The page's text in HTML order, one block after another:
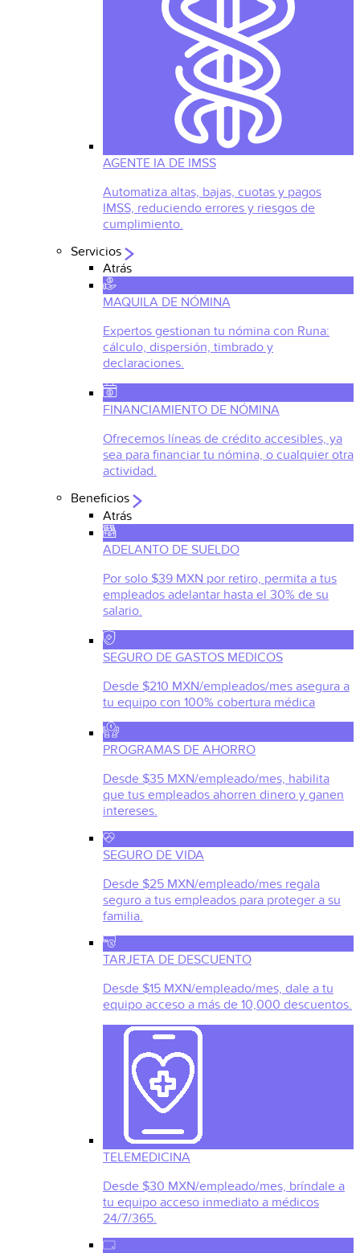
AGENTE IA DE IMSS
Automatiza altas, bajas, cuotas y pagos
IMSS, reduciendo errores y riesgos de
cumplimiento.
Servicios
Atrás
MAQUILA DE NÓMINA
Expertos gestionan tu nómina con Runa:
cálculo, dispersión, timbrado y
declaraciones.
FINANCIAMIENTO DE NÓMINA
Ofrecemos líneas de crédito accesibles, ya
sea para financiar tu nómina, o cualquier otra
actividad.
Beneficios
Atrás
ADELANTO DE SUELDO
Por solo $39 MXN por retiro, permita a tus
empleados adelantar hasta el 30% de su
salario.
SEGURO DE GASTOS MEDICOS
Desde $210 MXN/empleados/mes asegura a
tu equipo con 100% cobertura médica
PROGRAMAS DE AHORRO
Desde $35 MXN/empleado/mes, habilita
que tus empleados ahorren dinero y ganen
intereses.
SEGURO DE VIDA
Desde $25 MXN/empleado/mes regala
seguro a tus empleados para proteger a su
familia.
TARJETA DE DESCUENTO
Desde $15 MXN/empleado/mes, dale a tu
equipo acceso a más de 10,000 descuentos.
TELEMEDICINA
Desde $30 MXN/empleado/mes, bríndale a
tu equipo acceso inmediato a médicos
24/7/365.